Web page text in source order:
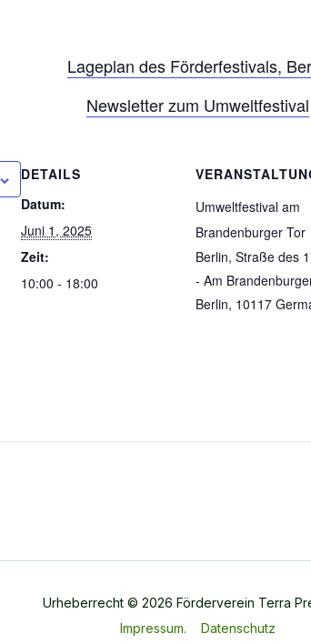
Lageplan des Förderfestivals,
Newsletter zum Umweltfestival
DETAILS
Datum:
Juni 1, 2025
Zeit:
10:00 - 18:00
Umweltfestival am
Brandenburger Tor
Berlin, Straße des
- Am
Berlin, 10117
Urheberrecht © 2026 Förderverein Terra
Impressum.
Datenschutz